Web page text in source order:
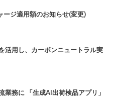
ジ適用額のお知らせ(変更)
活用し、カーボンニュートラル実
務に 「生成AI出荷検品アプリ」